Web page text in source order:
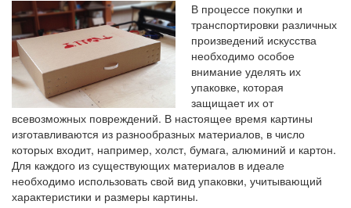
В процессе покупки и
транспортировки различных
произведений искусства
необходимо особое
внимание уделять их
упаковке, которая
защищает их от
всевозможных повреждений. В настоящее время картины
изготавливаются из разнообразных материалов, в число
которых входит, например, холст, бумага, алюминий и картон.
Для каждого из существующих материалов в идеале
необходимо использовать свой вид упаковки, учитывающий
характеристики и размеры картины.